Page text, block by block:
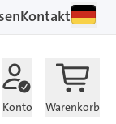
Kontakt
Konto Warenkorb